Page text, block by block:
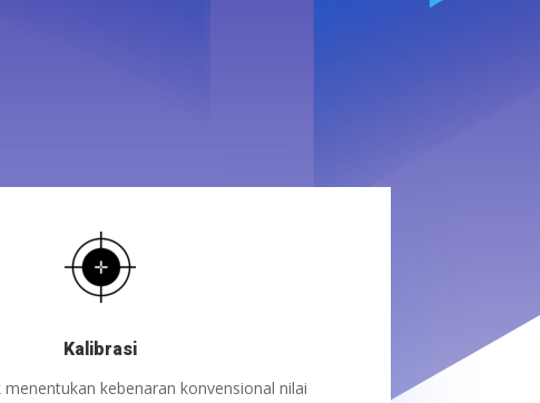
Kalibrasi
menentukan kebenaran konvensional nilai